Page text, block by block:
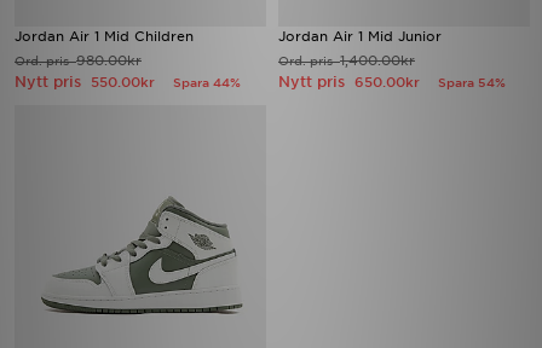
Jordan Air 1 Mid Children
Ord. pris980.00kr
Nytt pris 550.00kr Spara 44%
Jordan Air 1 Mid Junior
Ord. pris1,400.00kr
Nytt pris 650.00kr Spara 54%